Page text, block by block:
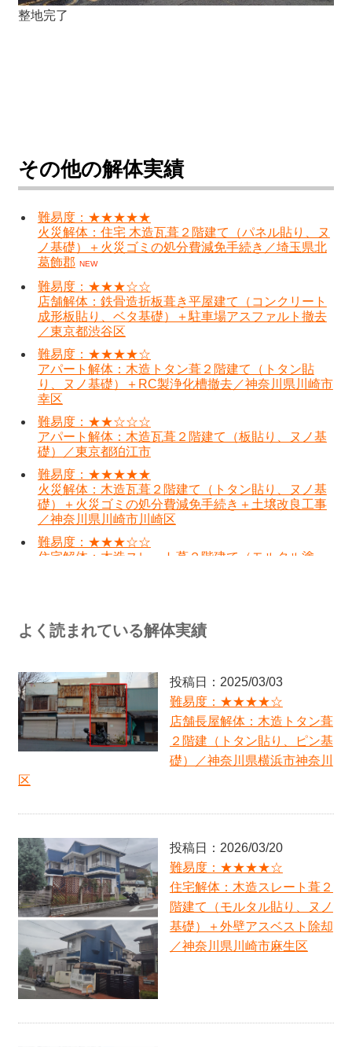
整地完了
その他の解体実績
難易度：★★★★★
火災解体：住宅 木造瓦葺２階建て（パネル貼り、ヌ
ノ基礎）＋火災ゴミの処分費減免手続き／埼玉県北
葛飾郡
NEW
難易度：★★★☆☆
店舗解体：鉄骨造折板葺き平屋建て（コンクリート
成形板貼り、ベタ基礎）＋駐車場アスファルト撤去
／東京都渋谷区
難易度：★★★★☆
アパート解体：木造トタン葺２階建て（トタン貼
り、ヌノ基礎）＋RC製浄化槽撤去／神奈川県川崎市
幸区
難易度：★★☆☆☆
アパート解体：木造瓦葺２階建て（板貼り、ヌノ基
礎）／東京都狛江市
難易度：★★★★★
火災解体：木造瓦葺２階建て（トタン貼り、ヌノ基
礎）＋火災ゴミの処分費減免手続き＋土壌改良工事
／神奈川県川崎市川崎区
難易度：★★★☆☆
住宅解体：木造スレート葺２階建て（モルタル塗
ルタル塗り、ヌノ基礎）×二棟＋RC製浄化槽＋激し
い近隣クレームへの丁寧な対応／東京都杉並区
店舗兼住宅解体：木造スレート葺２階建て（モルタ
ル塗り、ベタ基礎）／東京都港区
難易度：★★★★☆
店舗兼住宅解体：木造瓦葺２階建て（モルタル塗
り、ベタ基礎）＋RC製浄化槽／神奈川県川崎市中原
／東京都２３区
難易度：★★★★★
住宅解体：木造瓦・金属葺２階建て（板貼り、CB基
礎・柱型基礎）／神奈川県鎌倉市
難易度：★★☆☆☆
住宅解体：木造瓦・スレート葺２階建て（パネル貼
り、ヌノ基礎）／神奈川県海老名市
難易度：★★★★☆
住宅解体：木造スレート葺２階建て（モルタル貼
り、ヌノ基礎）＋外壁アスベスト除却／神奈川県川
崎市麻生区
アパート解体：木造金属板葺２階建て（板張り、ヌ
よく読まれている解体実績
投稿日：2025/03/03
難易度：★★★★☆
店舗長屋解体：木造トタン葺
２階建（トタン貼り、ピン基
礎）／神奈川県横浜市神奈川
区
投稿日：2026/03/20
難易度：★★★★☆
住宅解体：木造スレート葺２
階建て（モルタル貼り、ヌノ
基礎）＋外壁アスベスト除却
／神奈川県川崎市麻生区